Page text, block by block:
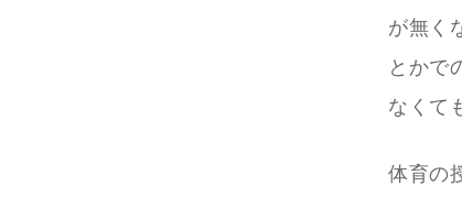
が無く
とかで
なくて
体育の